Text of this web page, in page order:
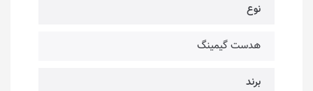
نوع
هدست گیمینگ
برند